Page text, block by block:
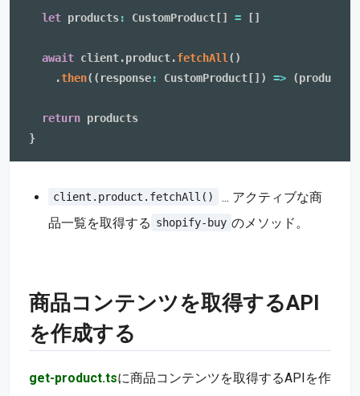
let products: CustomProduct [] = []
await client.product.fetchAll( )
.then( ( response: CustomProduct [] ) => (products
return
}
client.product.fetchAll()
... アクティブな商
品一覧を取得する shopify-buy のメソッド。
商品コンテンツを取得するAPI
を作成する
get-product.tsに商品コンテンツを取得するAPIを作